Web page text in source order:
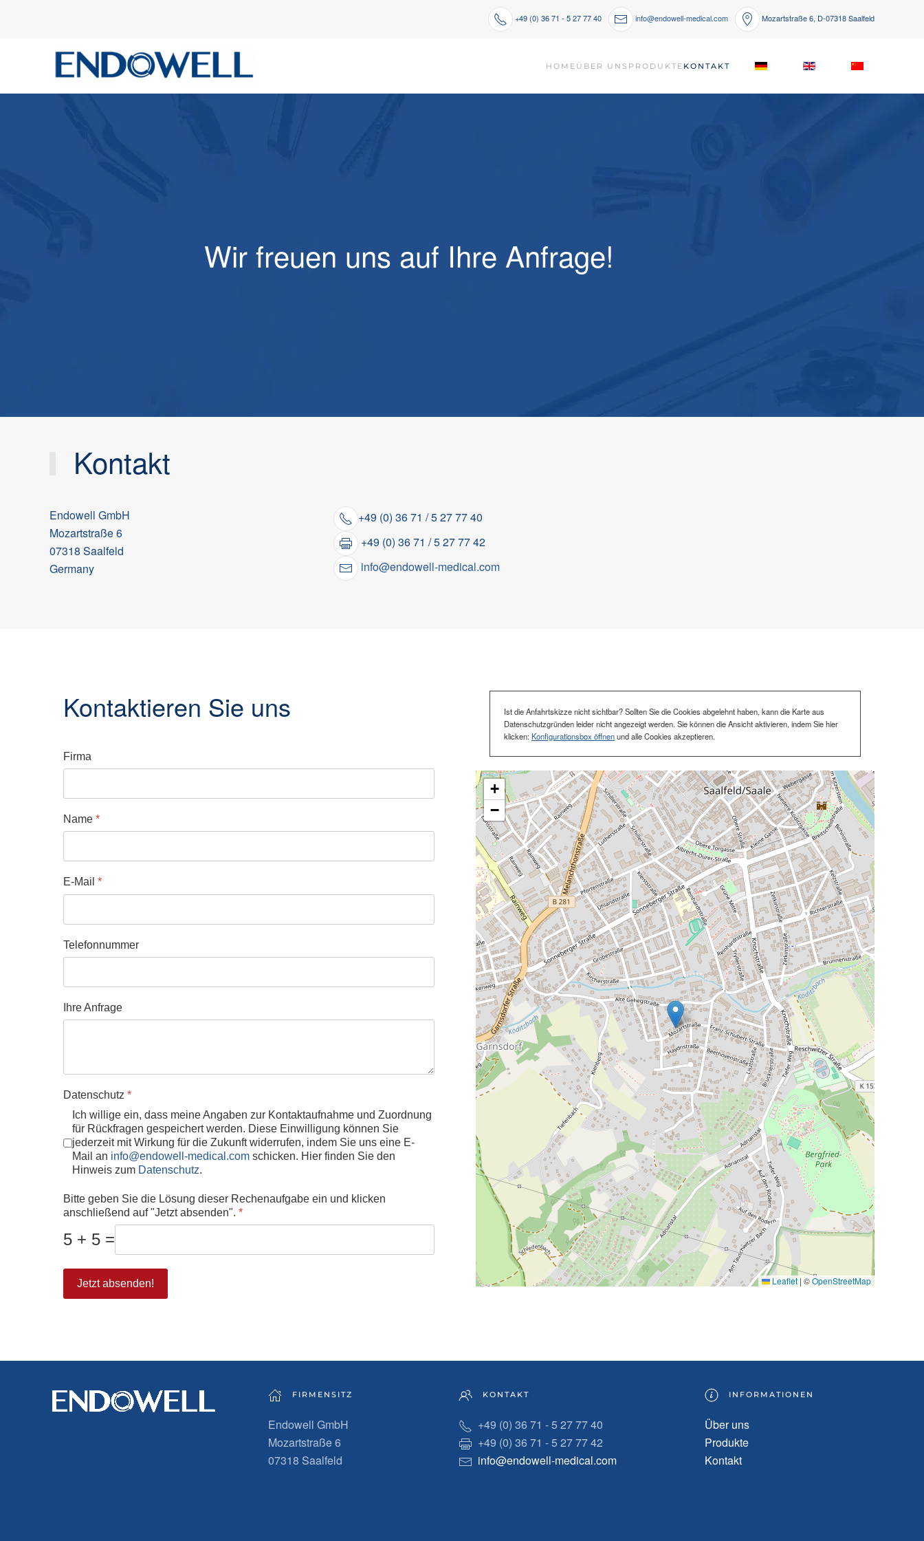
+49 (0) 36 71 - 5 27 77 40 info@endowell-medical.com Mozartstraße 6, D-07318 Saalfeld
HOME ÜBER UNS PRODUKTE KONTAKT
Wir freuen uns auf Ihre Anfrage!
Kontakt
Endowell GmbH
Mozartstraße 6
07318 Saalfeld
Germany
+49 (0) 36 71 / 5 27 77 40
+49 (0) 36 71 / 5 27 77 42
info@endowell-medical.com
Kontaktieren Sie uns
Firma
Name *
E-Mail *
Telefonnummer
Ihre Anfrage
Datenschutz *
Ich willige ein, dass meine Angaben zur Kontaktaufnahme und Zuordnung
für Rückfragen gespeichert werden. Diese Einwilligung können Sie
jederzeit mit Wirkung für die Zukunft widerrufen, indem Sie uns eine E-
Mail an info@endowell-medical.com schicken. Hier finden Sie den
Hinweis zum Datenschutz.
Bitte geben Sie die Lösung dieser Rechenaufgabe ein und klicken
anschließend auf "Jetzt absenden". *
5 + 5 =
Jetzt absenden!
Ist die Anfahrtskizze nicht sichtbar? Sollten Sie die Cookies abgelehnt haben, kann die Karte aus
Datenschutzgründen leider nicht angezeigt werden. Sie können die Ansicht aktivieren, indem Sie hier
klicken:Konfigurationsbox öffnenund alle Cookies akzeptieren.
+
−
Leaflet | ©OpenStreetMap
FIRMENSITZ
Endowell GmbH
Mozartstraße 6
07318 Saalfeld
KONTAKT
+49 (0) 36 71 - 5 27 77 40
+49 (0) 36 71 - 5 27 77 42
info@endowell-medical.com
INFORMATIONEN
Über uns
Produkte
Kontakt